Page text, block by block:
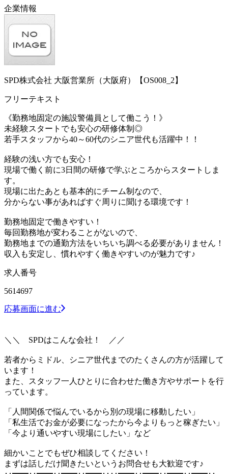
企業情報
SPD株式会社 大阪営業所（大阪府）【OS008_2】
フリーテキスト
《勤務地固定の施設警備員として働こう！》
未経験スタートでも安心の研修体制◎
若手スタッフから40～60代のシニア世代も活躍中！！
経験の浅い方でも安心！
現場で働く前に3日間の研修で学ぶところからスタートしま
す。
現場に出たあとも基本的にチーム制なので、
分からない事があればすぐ周りに聞ける環境です！
勤務地固定で働きやすい！
毎回勤務地が変わることがないので、
勤務地までの通勤方法をいちいち調べる必要がありません！
収入も安定し、慣れやすく働きやすいのが魅力です♪
求人番号
5614697
応募画面に進む
＼＼ SPDはこんな会社！ ／／
若者からミドル、シニア世代までのたくさんの方が活躍して
います！
また、スタッフ一人ひとりに合わせた働き方やサポートを行
っています。
「人間関係で悩んでいるから別の現場に移動したい」
「私生活でお金が必要になったから今よりもっと稼ぎたい」
「今より通いやすい現場にしたい」など
細かいことでもぜひ相談してください！
まずは話しだけ聞きたいというお問合せも大歓迎です♪